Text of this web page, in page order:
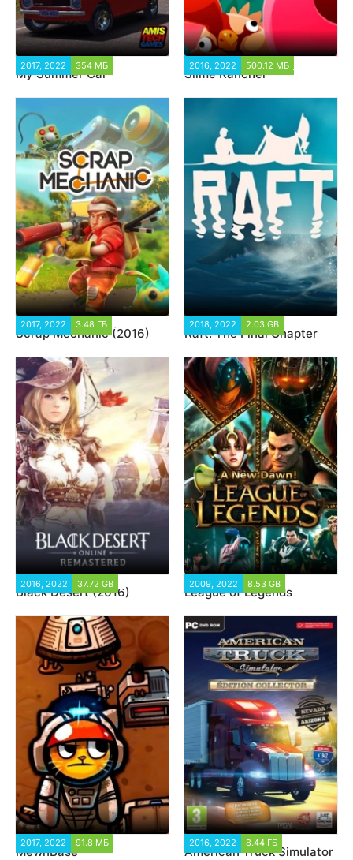
2017, 2022 354 МБ
My Summer Car
2016, 2022 500.12 МБ
Slime Rancher
2017, 2022 3.48 ГБ
Scrap Mechanic (2016)
2018, 2022 2.03 GB
Raft: The Final Chapter
2016, 2022 37.72 GB
Black Desert (2016)
2009, 2022 8.53 GB
League of Legends
2017, 2022 91.8 МБ
MewnBase
2016, 2022 8.44 ГБ
American Truck Simulator